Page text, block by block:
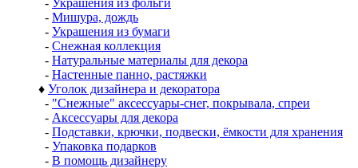
- Украшения из фольги
- Мишура, дождь
- Украшения из бумаги
- Снежная коллекция
- Натуральные материалы для декора
- Настенные панно, растяжки
♦ Уголок дизайнера и декоратора
- "Снежные" аксессуары-снег, покрывала, спреи
- Аксессуары для декора
- Подставки, крючки, подвески, ёмкости для хранения
- Упаковка подарков
- В помощь дизайнеру